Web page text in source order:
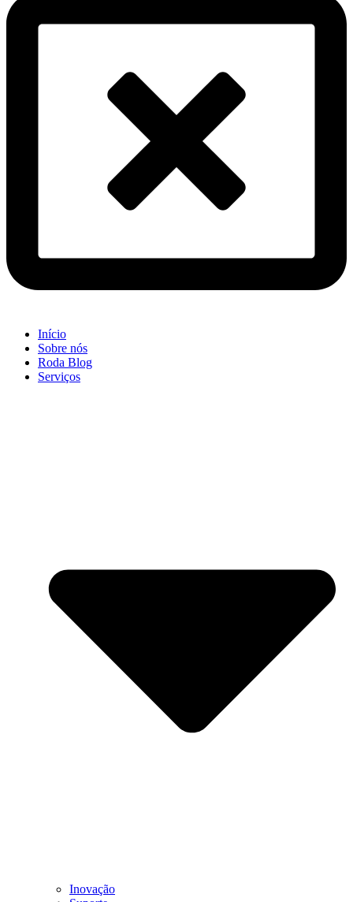
Início
Sobre nós
Roda Blog
Serviços
Inovação